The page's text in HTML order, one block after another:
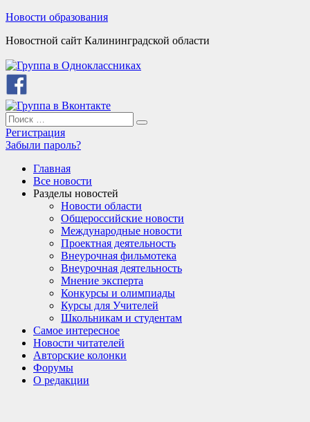
Skip
content
Новости образования
Новостной сайт Калининградской области
Search
for:
Search
Регистрация
Забыли пароль?
Главная
Все новости
Разделы новостей
Новости области
Общероссийские новости
Международные новости
Проектная деятельность
Внеурочная фильмотека
Внеурочная деятельность
Мнение эксперта
Конкурсы и олимпиады
Курсы для Учителей
Школьникам и студентам
Самое интересное
Новости читателей
Авторские колонки
Форумы
О редакции